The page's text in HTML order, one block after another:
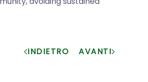
INDIETRO AVANTI